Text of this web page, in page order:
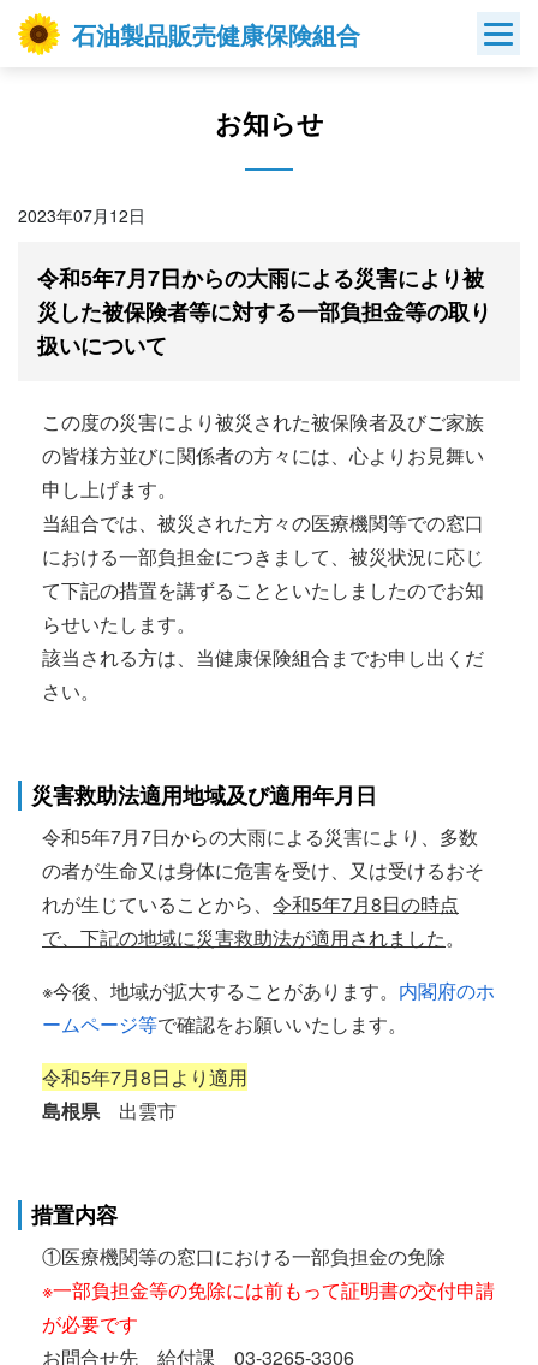
Skip
石油製品販売健康保険組合
お知らせ
2023年07月12日
令和5年7月7日からの大雨による災害により被
災した被保険者等に対する一部負担金等の取り
扱いについて
この度の災害により被災された被保険者及びご家族
の皆様方並びに関係者の方々には、心よりお見舞い
申し上げます。
当組合では、被災された方々の医療機関等での窓口
における一部負担金につきまして、被災状況に応じ
て下記の措置を講ずることといたしましたのでお知
らせいたします。
該当される方は、当健康保険組合までお申し出くだ
さい。
災害救助法適用地域及び適用年月日
令和5年7月7日からの大雨による災害により、多数
の者が生命又は身体に危害を受け、又は受けるおそ
れが生じていることから、 令和5年7月8日の時点
で、下記の地域に災害救助法が適用されました。
※今後、地域が拡大することがあります。 内閣府のホ
ームページ等で確認をお願いいたします。
令和5年7月8日より適用
島根県 出雲市
措置内容
①医療機関等の窓口における一部負担金の免除
※一部負担金等の免除には前もって証明書の交付申請
が必要です
お問合せ先 給付課 03-3265-3306